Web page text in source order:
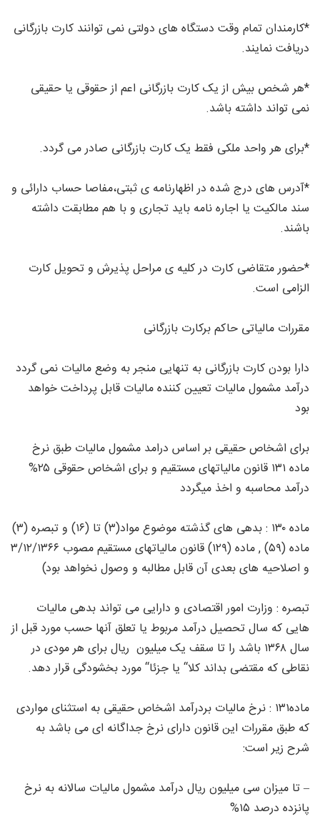
*کارمندان تمام وقت دستگاه های دولتی نمی توانند کارت بازرگانی
دریافت نمایند.
*هر شخص بیش از یک کارت بازرگانی اعم از حقوقی یا حقیقی
نمی تواند داشته باشد.
*برای هر واحد ملکی فقط یک کارت بازرگانی صادر می گردد.
*آدرس های درج شده در اظهارنامه ی ثبتی،مفاصا حساب دارائی و
سند مالکیت یا اجاره نامه باید تجاری و با هم مطابقت داشته
باشند.
*حضور متقاضی کارت در کلیه ی مراحل پذیرش و تحویل کارت
الزامی است.
مقررات مالیاتی حاکم برکارت بازرگانی
دارا بودن کارت بازرگانی به تنهایی منجر به وضع مالیات نمی گردد
درآمد مشمول مالیات تعیین کننده مالیات قابل پرداخت خواهد
بود
برای اشخاص حقیقی بر اساس درامد مشمول مالیات طبق نرخ
ماده ۱۳۱ قانون مالیاتهای مستقیم و برای اشخاص حقوقی ۲۵%
درآمد محاسبه و اخذ میگردد
ماده ۱۳۰ : بدهی های گذشته موضوع مواد(۳) تا (۱۶) و تبصره (۳)
ماده (۵۹) , ماده (۱۲۹) قانون مالیاتهای مستقیم مصوب ۳/۱۲/۱۳۶۶
و اصلاحیه های بعدی آن قابل مطالبه و وصول نخواهد بود)
تبصره : وزارت امور اقتصادی و دارایی می تواند بدهی مالیات
هایی که سال تحصیل درآمد مربوط یا تعلق آنها حسب مورد قبل از
سال ۱۳۶۸ باشد را تا سقف یک میلیون ریال برای هر مودی در
نقاطی که مقتضی بداند کلا“ یا جزئا“ مورد بخشودگی قرار دهد.
ماده۱۳۱ : نرخ مالیات بردرآمد اشخاص حقیقی به استثنای مواردی
که طبق مقررات این قانون دارای نرخ جداگانه ای می باشد به
شرح زیر است:
– تا میزان سی میلیون ریال درآمد مشمول مالیات سالانه به نرخ
پانزده درصد ۱۵%